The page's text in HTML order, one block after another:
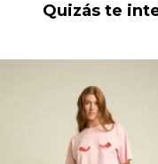
Quizás te